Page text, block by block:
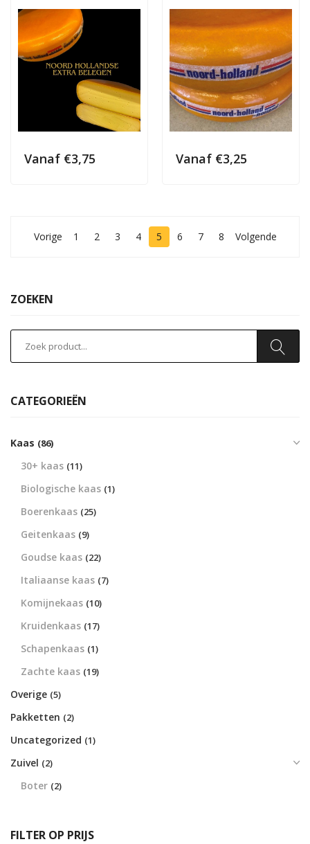
Vanaf €3,75 Vanaf €3,25
Vorige 1 2 3 4 5 6 7 8 Volgende
ZOEKEN
CATEGORIEËN
Kaas (86)
30+ kaas (11)
Biologische kaas (1)
Boerenkaas (25)
Geitenkaas (9)
Goudse kaas (22)
Italiaanse kaas (7)
Komijnekaas (10)
Kruidenkaas (17)
Schapenkaas (1)
Zachte kaas (19)
Overige (5)
Pakketten (2)
Uncategorized (1)
Zuivel (2)
Boter (2)
FILTER OP PRIJS